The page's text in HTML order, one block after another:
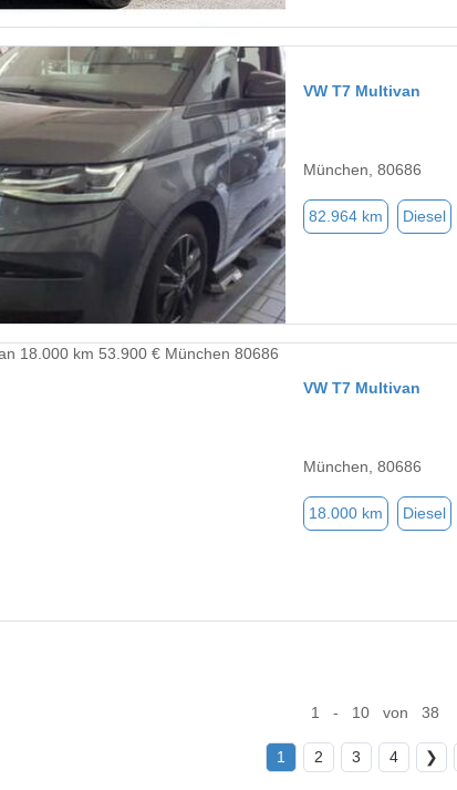
VW T7 Multivan
München, 80686
82.964 km Diesel
VW T7 Multivan
München, 80686
18.000 km Diesel
1 - 10 von 38
1 2 3 4 ❯